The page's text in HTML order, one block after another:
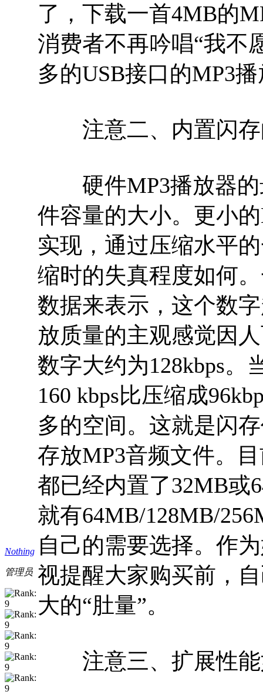
Nothing
管理员
了，下载一首4MB的
消费者不再吟唱“我不
多的USB接口的MP3
注意二、内置闪存
硬件MP3播放器的
件容量的大小。更小
实现，通过压缩水平
缩时的失真程度如何
数据来表示，这个数
放质量的主观感觉因
数字大约为128kbps。
160 kbps比压缩成
多的空间。这就是闪
存放MP3音频文件。
都已经内置了32MB或
就有64MB/128MB/
自己的需要选择。作
视提醒大家购买前，
大的“肚量”。
注意三、扩展性能